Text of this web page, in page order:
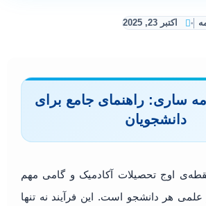
اکتبر 23, 2025
ساری: راهنمای جامع برای
دانشجویان
اوج تحصیلات آکادمیک و گامی مهم
هر دانشجو است. این فرآیند نه تنها